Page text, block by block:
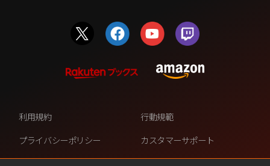
利用規約
行動規範
プライバシーポリシー
カスタマーサポート
ファンコンテンツ・ポリシー
個人情報の販売や共有を許可し